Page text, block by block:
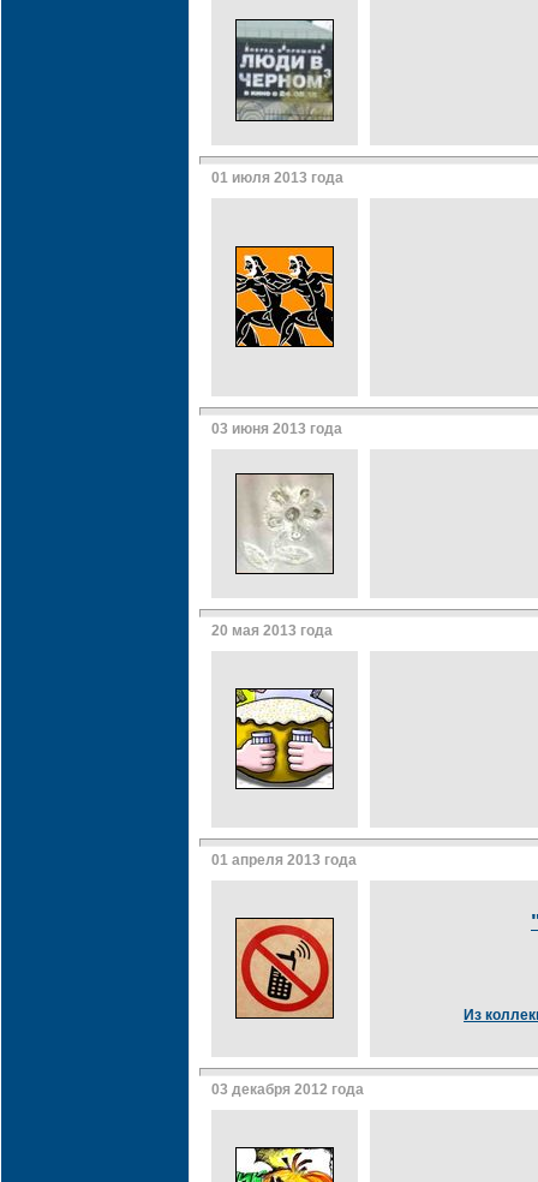
01 июля 2013 года
03 июня 2013 года
20 мая 2013 года
01 апреля 2013 года
Из
03 декабря 2012 года